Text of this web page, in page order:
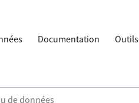
Documentation Outils